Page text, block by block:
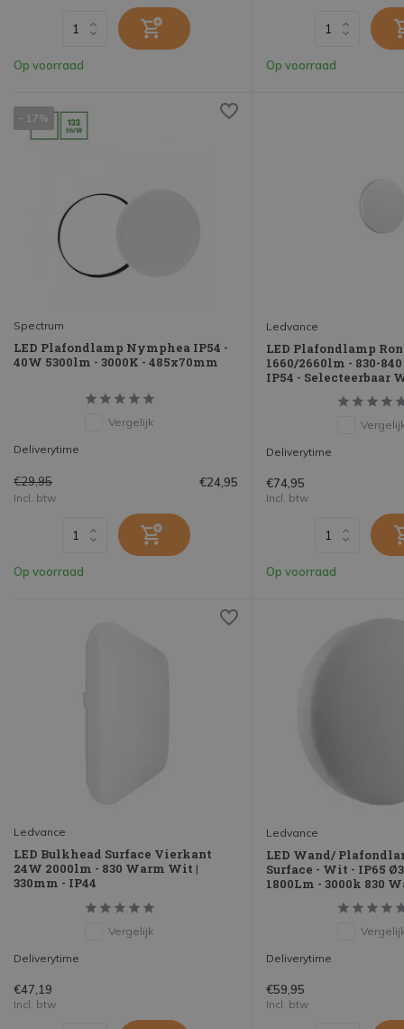
Op voorraad Op voorraad
- 17%
Spectrum
LED Plafondlamp Nymphea IP54 -
40W 5300lm - 3000K - 485x70mm
Vergelijk
Deliverytime
€29,95 €24,95
Incl. btw
Op voorraad
Ledvance
LED Plafondlamp
1660/2660lm - 830-
IP54 - Selecteerbaar
Deliverytime
€74,95
Incl. btw
Op voorraad
Ledvance
LED Bulkhead Surface Vierkant
24W 2000lm - 830 Warm Wit |
330mm - IP44
Vergelijk
Deliverytime
€47,19
Incl. btw
Ledvance
LED Wand/
Surface - Wit - IP65
1800Lm - 3000k 830
Deliverytime
€59,95
Incl. btw